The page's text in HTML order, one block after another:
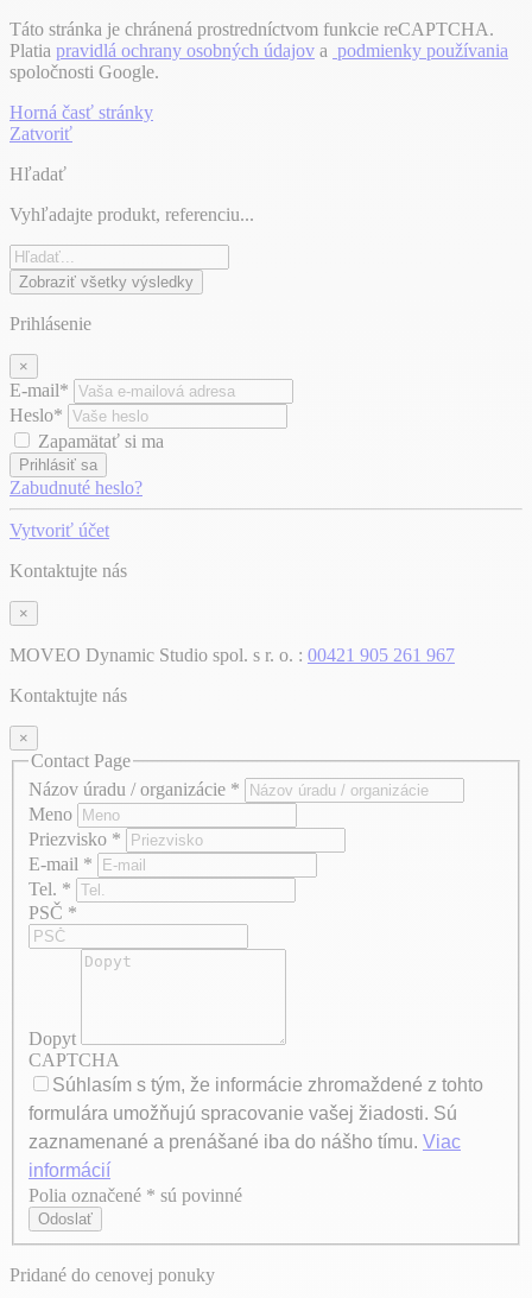
Táto stránka je chránená prostredníctvom funkcie reCAPTCHA.
Platia pravidlá ochrany osobných údajov a podmienky používania
spoločnosti Google.
Horná časť stránky
Zatvoriť
Hľadať
Vyhľadajte produkt, referenciu...
Zobraziť všetky výsledky
Prihlásenie
×
E-mail*
Heslo*
Zapamätať si ma
Prihlásiť sa
Zabudnuté heslo?
Vytvoriť účet
Kontaktujte nás
×
MOVEO Dynamic Studio spol. s r. o. : 00421 905 261 967
Kontaktujte nás
×
Contact Page
Názov úradu / organizácie *
Meno
Priezvisko *
E-mail *
Tel. *
PSČ *
Dopyt
CAPTCHA
Súhlasím s tým, že informácie zhromaždené z tohto
formulára umožňujú spracovanie vašej žiadosti. Sú
zaznamenané a prenášané iba do nášho tímu. Viac
informácií
Axeptio consent
Polia označené * sú povinné
Odoslať
Pridané do cenovej ponuky